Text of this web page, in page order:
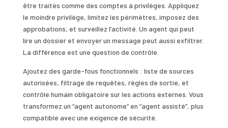
être traités comme des comptes à privilèges. Appliquez
le moindre privilège, limitez les périmètres, imposez des
approbations, et surveillez l’activité. Un agent qui peut
lire un dossier et envoyer un message peut aussi exfiltrer.
La différence est une question de contrôle.
Ajoutez des garde-fous fonctionnels : liste de sources
autorisées, filtrage de requêtes, règles de sortie, et
contrôle humain obligatoire sur les actions externes. Vous
transformez un “agent autonome” en “agent assisté”, plus
compatible avec une exigence de sécurité.